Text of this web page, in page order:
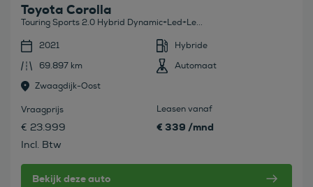
Toyota Corolla
Touring Sports 2.0 Hybrid Dynamic+Led+Le...
2021
Hybride
69.897 km
Automaat
Zwaagdijk-Oost
Vraagprijs
€ 23.999
Incl. Btw
Leasen vanaf
€ 339 /mnd
Bekijk deze auto